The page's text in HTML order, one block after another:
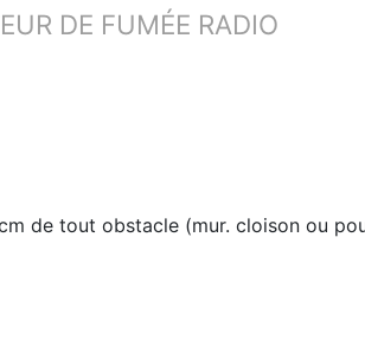
DE FUMÉE RADIO
de tout obstacle (mur. cloison ou